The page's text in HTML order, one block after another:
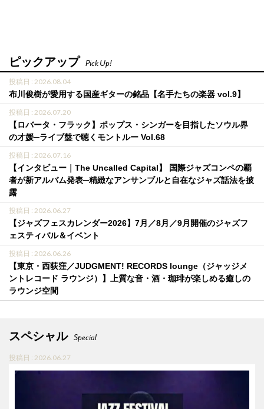
ピックアップ Pick Up!
投稿日 : 2026.08.04
布川俊樹が愛用する国産ギターの銘品【名手たちの楽器 vol.9】
投稿日 : 2026.07.20
【ロバータ・フラック】ポップス・シンガーを目指したソウル界
の才媛─ライブ盤で聴くモントルー Vol.68
投稿日 : 2026.07.16
【インタビュー｜The Uncalled Capital】 国際ジャズコンペの覇
者が新アルバム発表─精緻なアンサンブルと自在なジャズ話法を披
露
投稿日 : 2026.06.27
【ジャズフェスカレンダー2026】7月／8月／9月開催のジャズフ
ェスティバル＆イベント
投稿日 : 2026.06.26
【東京・西荻窪／JUDGMENT! RECORDS lounge（ジャッジメ
ントレコード ラウンジ）】上質な音・酒・珈琲が楽しめる癒しの
ラウンジ空間
スペシャル Special
投稿日 : 2026.06.27